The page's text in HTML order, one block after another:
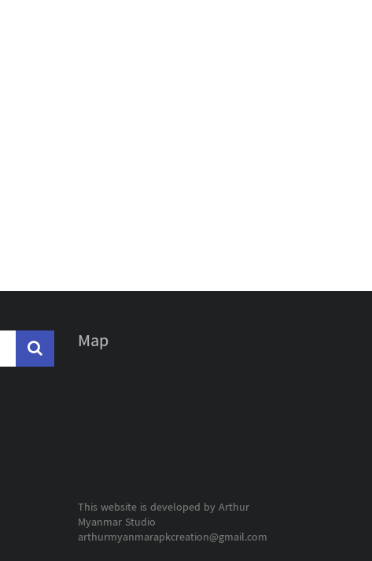
Map
This website is developed by Arthur
Myanmar Studio
arthurmyanmarapkcreation@gmail.com